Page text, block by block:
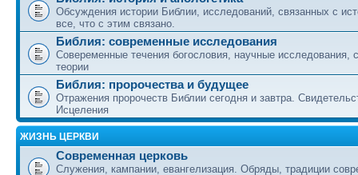
Обсуждения истории Библии, исследований, связанных с
все, что с этим связано.
Библия: современные исследования
Совеременные течения богословия, научные исследования,
теории
Библия: пророчества и будущее
Отражения пророчеств Библии сегодня и завтра.
Исцеления
ЖИЗНЬ ЦЕРКВИ
Современная церковь
Служения, кампании, евангелизация. Обряды, традиции